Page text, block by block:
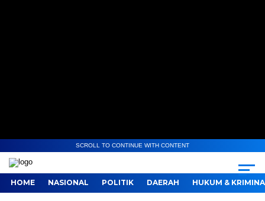
SCROLL TO CONTINUE WITH CONTENT
HOME NASIONAL POLITIK DAERAH HUKUM &